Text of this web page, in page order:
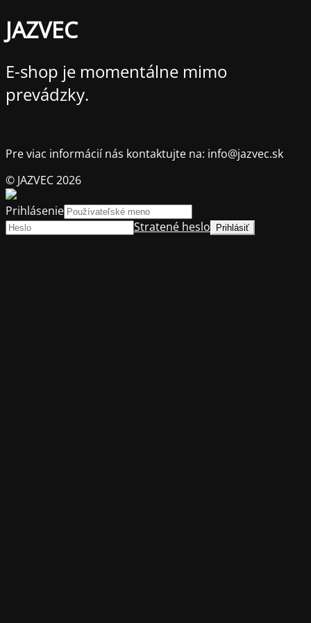
JAZVEC
E-shop je momentálne mimo
prevádzky.
Pre viac informácií nás kontaktujte na: info@jazvec.sk
© JAZVEC 2026
Prihlásenie
Stratené heslo